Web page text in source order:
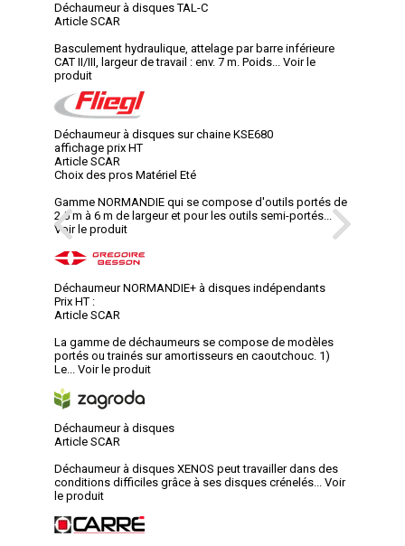
Déchaumeur à disques TAL-C
Article SCAR
Basculement hydraulique, attelage par barre inférieure
CAT II/III, largeur de travail : env. 7 m. Poids...
Voir le
produit
Déchaumeur à disques sur chaine KSE680
affichage prix HT
Article SCAR
Choix des pros Matériel Eté
Gamme NORMANDIE qui se compose d'outils portés de
2,5 m à 6 m de largeur et pour les outils semi-portés...
Voir le produit
Déchaumeur NORMANDIE+ à disques indépendants
Prix HT :
Article SCAR
La gamme de déchaumeurs se compose de modèles
portés ou trainés sur amortisseurs en caoutchouc. 1)
Le...
Voir le produit
Déchaumeur à disques
Article SCAR
Déchaumeur à disques XENOS peut travailler dans des
conditions difficiles grâce à ses disques crénelés...
Voir
le produit